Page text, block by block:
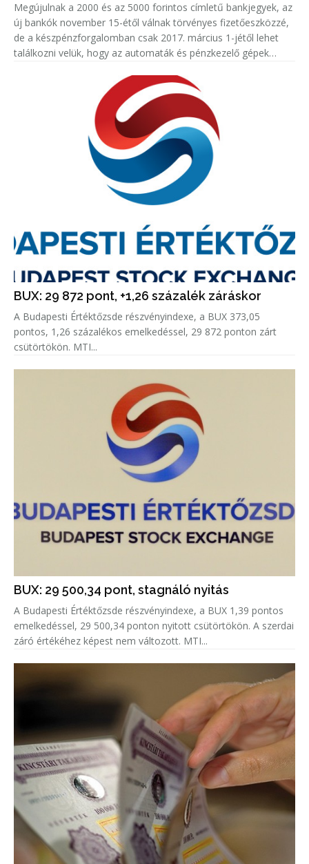
Megújulnak a 2000 és az 5000 forintos címletű bankjegyek, az
új bankók november 15-étől válnak törvényes fizetőeszközzé,
de a készpénzforgalomban csak 2017. március 1-jétől lehet
találkozni velük, hogy az automaták és pénzkezelő gépek
BUX: 29 872 pont, +1,26 százalék záráskor
A Budapesti Értéktőzsde részvényindexe, a BUX 373,05
pontos, 1,26 százalékos emelkedéssel, 29 872 ponton zárt
csütörtökön. MTI...
BUX: 29 500,34 pont, stagnáló nyitás
A Budapesti Értéktőzsde részvényindexe, a BUX 1,39 pontos
emelkedéssel, 29 500,34 ponton nyitott csütörtökön. A szerdai
záró értékéhez képest nem változott. MTI...